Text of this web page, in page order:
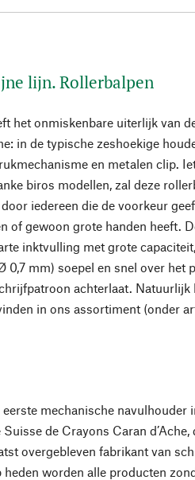
lijn. Rollerbalpen
het onmiskenbare uiterlijk van
in de typische zeshoekige
en metalen clip.
biros modellen, zal deze
iedereen die de voorkeur
of gewoon grote handen heeft.
inktvulling met grote
mm) soepel en snel over het
achterlaat. Natuurlijk
in ons assortiment (onder
mechanische navulhouder
de Crayons Caran d’Ache,
overgebleven fabrikant van
worden alle producten